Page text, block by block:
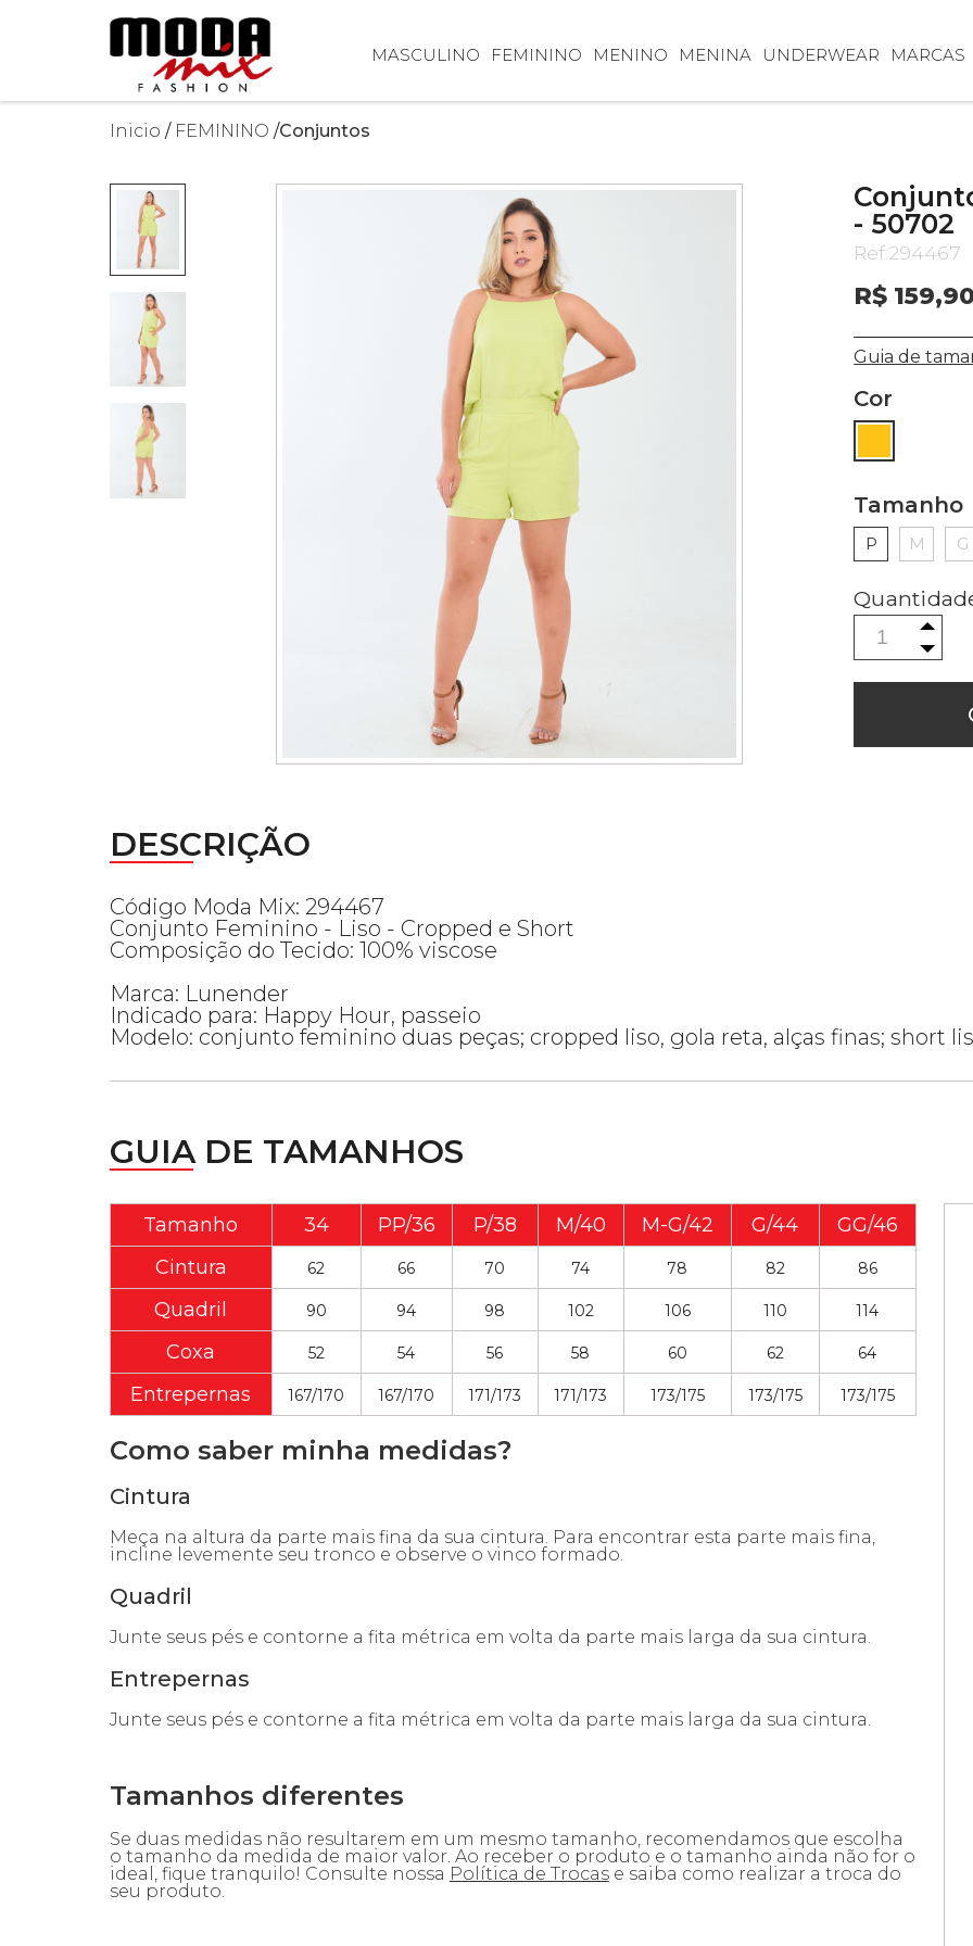
MARCAS
MASCULINO FEMININO MENINO MENINA UNDERWEAR
Inicio FEMININO Conjuntos
- 50702
Ref:294467
R$
Guia de
Cor
Tamanho
P M G
DESCRIÇÃO
Código Moda Mix: 294467
Conjunto Feminino - Liso - Cropped e Short
Composição do Tecido: 100% viscose
Marca: Lunender
Indicado para: Happy Hour, passeio
Modelo: conjunto feminino duas peças; cropped liso, gola reta, alças finas; short
GUIA DE TAMANHOS
Tamanho 34 PP/36 P/38 M/40 M-G/42 G/44
GG/46
Cintura
62 66 70 74 78 82 86
Quadril 90 94 98 102 106 110 114
Coxa 52 54 56 58 60 62 64
Entrepernas 167/170 167/170 171/173 171/173 173/175 173/175 173/175
Como saber minha medidas?
Cintura
Meça na altura da parte mais fina da sua cintura. Para encontrar esta parte mais fina,
incline levemente seu tronco e observe o vinco formado.
Quadril
Junte seus pés e contorne a fita métrica em volta da parte mais larga da sua cintura.
Entrepernas
Junte seus pés e contorne a fita métrica em volta da parte mais larga da sua cintura.
Tamanhos diferentes
Se duas medidas não resultarem em um mesmo tamanho, recomendamos que escolha
o tamanho da medida de maior valor. Ao receber o produto e o tamanho ainda não for o
ideal, fique tranquilo! Consulte nossa Política de Trocase saiba como realizar a troca do
seu produto.